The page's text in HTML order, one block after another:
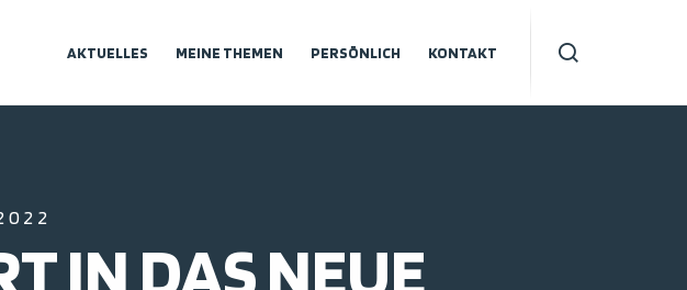
AKTUELLES MEINE THEMEN PERSÖNLICH KONTAKT
IN DAS NEUE